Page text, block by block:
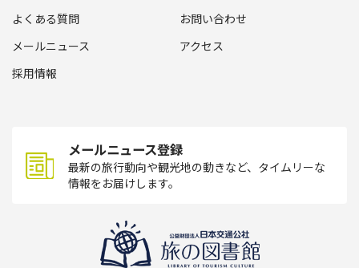
よくある質問
お問い合わせ
メールニュース
アクセス
採用情報
メールニュース登録
最新の旅行動向や観光地の動きなど、タイムリーな
情報をお届けします。